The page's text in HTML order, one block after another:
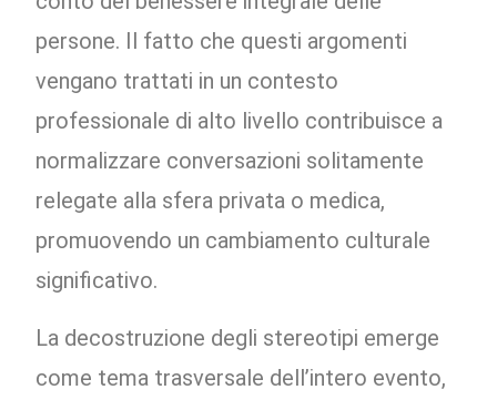
persone. Il fatto che questi argomenti
vengano trattati in un contesto
professionale di alto livello contribuisce a
normalizzare conversazioni solitamente
relegate alla sfera privata o medica,
promuovendo un cambiamento culturale
significativo.
La decostruzione degli stereotipi emerge
come tema trasversale dell’intero evento,